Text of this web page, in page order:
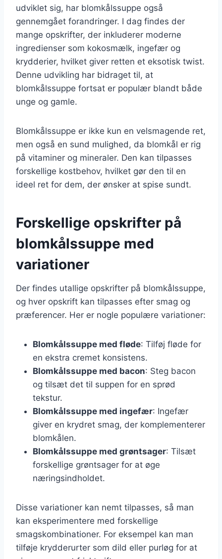
udviklet sig, har blomkålssuppe også
gennemgået forandringer. I dag findes der
mange opskrifter, der inkluderer moderne
ingredienser som kokosmælk, ingefær og
krydderier, hvilket giver retten et eksotisk twist.
Denne udvikling har bidraget til, at
blomkålssuppe fortsat er populær blandt både
unge og gamle.
Blomkålssuppe er ikke kun en velsmagende ret,
men også en sund mulighed, da blomkål er rig
på vitaminer og mineraler. Den kan tilpasses
forskellige kostbehov, hvilket gør den til en
ideel ret for dem, der ønsker at spise sundt.
Forskellige opskrifter på
blomkålssuppe med
variationer
Der findes utallige opskrifter på blomkålssuppe,
og hver opskrift kan tilpasses efter smag og
præferencer. Her er nogle populære variationer:
Blomkålssuppe med fløde: Tilføj fløde for
en ekstra cremet konsistens.
Blomkålssuppe med bacon: Steg bacon
og tilsæt det til suppen for en sprød
tekstur.
Blomkålssuppe med ingefær: Ingefær
giver en krydret smag, der komplementerer
blomkålen.
Blomkålssuppe med grøntsager: Tilsæt
forskellige grøntsager for at øge
næringsindholdet.
Disse variationer kan nemt tilpasses, så man
kan eksperimentere med forskellige
smagskombinationer. For eksempel kan man
tilføje krydderurter som dild eller purløg for at